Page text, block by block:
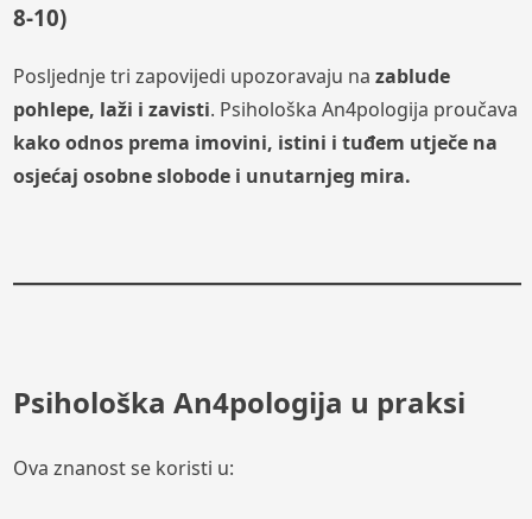
8-10)
Posljednje tri zapovijedi upozoravaju na zablude
pohlepe, laži i zavisti. Psihološka An4pologija proučava
kako odnos prema imovini, istini i tuđem utječe na
osjećaj osobne slobode i unutarnjeg mira.
Psihološka An4pologija u praksi
Ova znanost se koristi u: